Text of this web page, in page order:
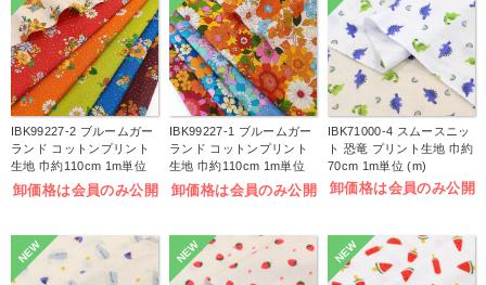
IBK99227-2 ブルームガー
ランド コットンプリント
生地 巾約110cm 1m単位
(m)
卸価格は会員のみ公開
IBK99227-1 ブルームガー
ランド コットンプリント
生地 巾約110cm 1m単位
(m)
卸価格は会員のみ公開
IBK71000-4 スムースニッ
ト 恐竜 プリント生地 巾約
70cm 1m単位 (m)
卸価格は会員のみ公開
NEW NEW NEW